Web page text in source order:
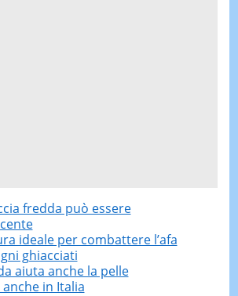
fredda può essere
ideale per combattere l’afa
ghiacciati
aiuta anche la pelle
in Italia